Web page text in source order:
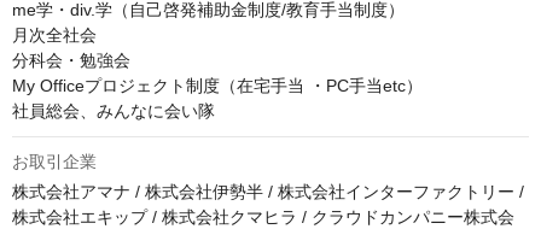
me学・div.学（自己啓発補助金制度/教育手当制度）
月次全社会
分科会・勉強会
My Officeプロジェクト制度（在宅手当 ・PC手当etc）
社員総会、みんなに会い隊
お取引企業
株式会社アマナ / 株式会社伊勢半 / 株式会社インターファクトリー /
株式会社エキップ / 株式会社クマヒラ / クラウドカンパニー株式会